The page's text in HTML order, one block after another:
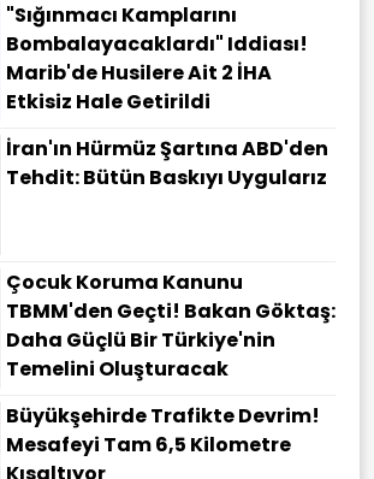
"Sığınmacı Kamplarını
Bombalayacaklardı" Iddiası!
Marib'de Husilere Ait 2 İHA
Etkisiz Hale Getirildi
İran'ın Hürmüz Şartına ABD'den
Tehdit: Bütün Baskıyı Uygularız
Çocuk Koruma Kanunu
TBMM'den Geçti! Bakan Göktaş:
Daha Güçlü Bir Türkiye'nin
Temelini Oluşturacak
Büyükşehirde Trafikte Devrim!
Mesafeyi Tam 6,5 Kilometre